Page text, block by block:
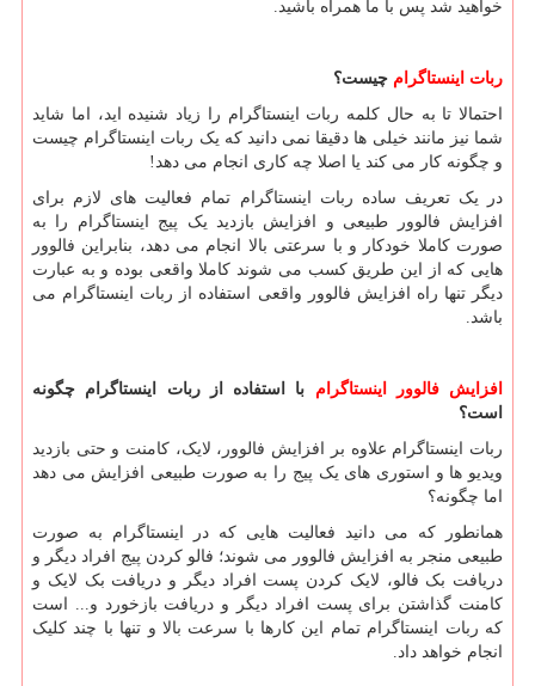
خواهید شد پس با ما همراه باشید.
ربات اینستاگرام چیست؟
احتمالا تا به حال کلمه ربات اینستاگرام را زیاد شنیده اید، اما شاید
شما نیز مانند خیلی ها دقیقا نمی دانید که یک ربات اینستاگرام چیست
و چگونه کار می کند یا اصلا چه کاری انجام می دهد!
در یک تعریف ساده ربات اینستاگرام تمام فعالیت های لازم برای
افزایش فالوور طبیعی و افزایش بازدید یک پیج اینستاگرام را به
صورت کاملا خودکار و با سرعتی بالا انجام می دهد، بنابراین فالوور
هایی که از این طریق کسب می شوند کاملا واقعی بوده و به عبارت
دیگر تنها راه افزایش فالوور واقعی استفاده از ربات اینستاگرام می
باشد.
افزایش فالوور اینستاگرام با استفاده از ربات اینستاگرام چگونه
است؟
ربات اینستاگرام علاوه بر افزایش فالوور، لایک، کامنت و حتی بازدید
ویدیو ها و استوری های یک پیج را به صورت طبیعی افزایش می دهد
اما چگونه؟
همانطور که می دانید فعالیت هایی که در اینستاگرام به صورت
طبیعی منجر به افزایش فالوور می شوند؛ فالو کردن پیج افراد دیگر و
دریافت بک فالو، لایک کردن پست افراد دیگر و دریافت بک لایک و
کامنت گذاشتن برای پست افراد دیگر و دریافت بازخورد و... است
که ربات اینستاگرام تمام این کارها با سرعت بالا و تنها با چند کلیک
انجام خواهد داد.